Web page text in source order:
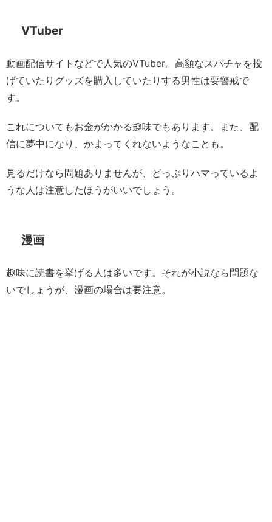
VTuber
動画配信サイトなどで人気のVTuber。高額なスパチャを投
げていたりグッズを購入していたりする男性は要警戒で
す。
これについてもお金がかかる趣味でもあります。また、配
信に夢中になり、かまってくれないようなことも。
見るだけなら問題ありませんが、どっぷりハマっているよ
うな人は注意したほうがいいでしょう。
漫画
趣味に読書を挙げる人は多いです。それが小説なら問題な
いでしょうが、漫画の場合は要注意。